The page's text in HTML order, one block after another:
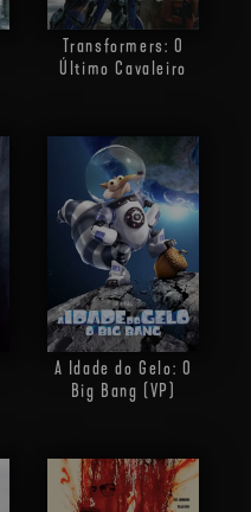
Transformers: O
Último Cavaleiro
A Idade do Gelo: O
Big Bang (VP)